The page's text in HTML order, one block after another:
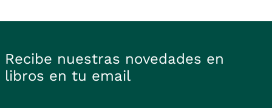
Recibe nuestras novedades en
libros en tu email